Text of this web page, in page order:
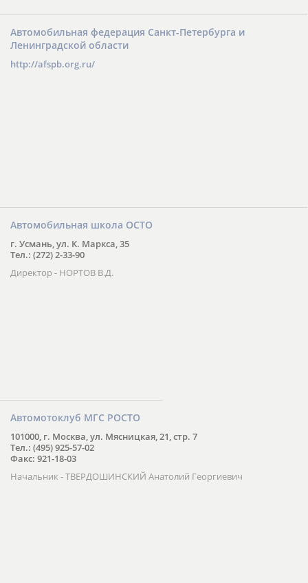
Автомобильная федерация Санкт-Петербурга и
Ленинградской области
http://afspb.org.ru/
Автомобильная школа ОСТО
г. Усмань, ул. К. Маркса, 35
Тел.: (272) 2-33-90
Директор - НОРТОВ В.Д.
Автомотоклуб МГС РОСТО
101000, г. Москва, ул. Мясницкая, 21, стр. 7
Тел.: (495) 925-57-02
Факс: 921-18-03
Начальник - ТВЕРДОШИНСКИЙ Анатолий Георгиевич